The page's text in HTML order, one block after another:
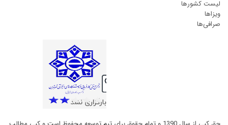
لیست کشورها
ویزاها
صرافی‌ها